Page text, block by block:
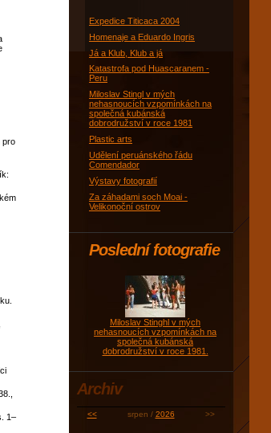
pro
1–
Expedice Titicaca 2004
Homenaje a Eduardo Ingris
Já a Klub, Klub a já
Katastrofa pod Huascaranem -
Peru
Miloslav Stingl v mých
nehasnoucích vzpomínkách na
společná kubánská
dobrodružství v roce 1981
Plastic arts
Udělení peruánského řádu
Comendador
Výstavy fotografií
Za záhadami soch Moai -
Velikonoční ostrov
Poslední fotografie
Miloslav Stinghl v mých
nehasnoucích vzpomínkách na
společná kubánská
dobrodružství v roce 1981.
Archiv
<< srpen / 2026 >>